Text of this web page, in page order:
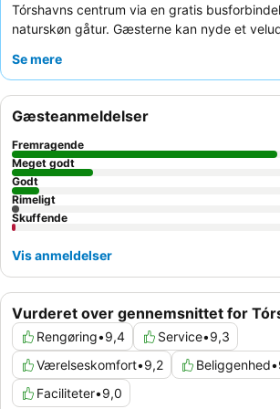
Tórshavns centrum via en gratis
naturskøn gåtur. Gæsterne kan nyde et
eller møder. Personalet får konsekvent ros for
oplevelse skal du sørge for at benytte dig af
vin time.
Se mere
Vurderet over gennemsnittet for
Rengøring•9,4 Service•9,3
Værelseskomfort•9,2 Beliggenhed•
Faciliteter•9,0
Gæsteanmeldelser
Fremragende
Meget godt
Godt
Rimeligt
Skuffende
Vis anmeldelser